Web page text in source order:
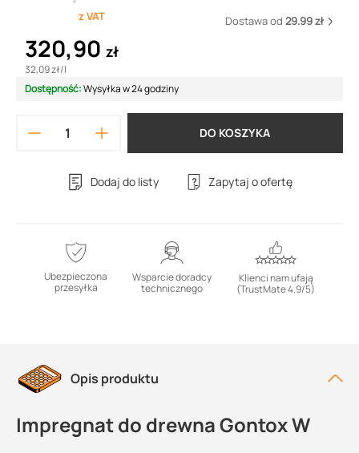
z VAT Dostawa od 29.99 zł
320,90 zł
32,09 zł/l
Dostępność:Wysyłka w 24 godziny
DO KOSZYKA
Dodaj do listy Zapytaj o ofertę
Ubezpieczona
przesyłka
Wsparcie doradcy
technicznego
Klienci nam ufają
(TrustMate 4.9/5)
Opis produktu
Impregnat do drewna Gontox W